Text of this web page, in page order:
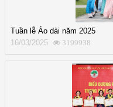
Tuần lễ Áo dài năm 2025
16/03/2025
3199938